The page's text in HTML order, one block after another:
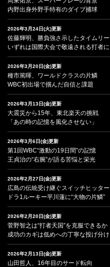
内野出身外野手特有のダイブ捕球
2026年3月24日(火)更新
佐藤輝明、勝負強さ示したタイムリー
いずれは国際大会で敬遠される打者に
2026年3月20日(金)更新
種市篤暉、ワールドクラスの片鱗
WBC初出場で掴んだ自信と課題
2026年3月13日(金)更新
大震災から15年、東北楽天の挑戦
「あの時の記憶を風化させない」
2026年3月6日(金)更新
第1回WBC“激動の19日間”の記憶
王貞治の“右腕”が語る苦悩と栄光
2026年2月27日(金)更新
広島の伝統受け継ぐスイッチヒッター
ドラ1ルーキー平川蓮に“大物の片鱗”
2026年2月20日(金)更新
菅野智之は“打者天国”を克服できるか
成功のカギは低めへの丁寧な投げ分け
2026年2月13日(金)更新
山田哲人、16年目のサード転向